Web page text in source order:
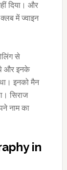
दिया। और
में ज्वाइन
से
और इनके
इनको मैन
सिराज
नाम का
in